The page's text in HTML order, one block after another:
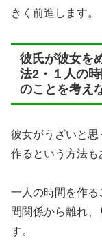
きく前進します。
彼氏が彼女を
法2・１人の
のことを考え
彼女がうざいと
作るという方法も
一人の時間を作る
間関係から離れ
す。